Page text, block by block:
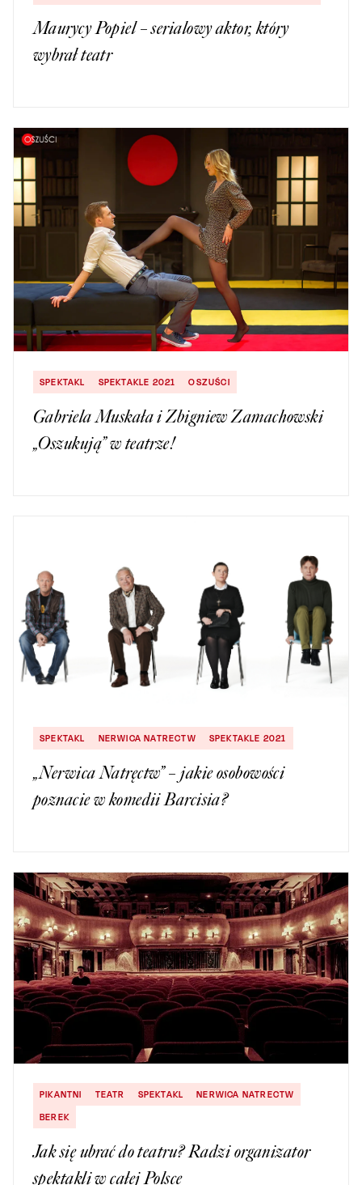
Maurycy Popiel – serialowy aktor, który
wybrał teatr
SPEKTAKL SPEKTAKLE 2021 OSZUŚCI
Gabriela Muskała i Zbigniew Zamachowski
„Oszukują” w teatrze!
SPEKTAKL NERWICA NATRECTW SPEKTAKLE 2021
„Nerwica Natręctw” – jakie osobowości
poznacie w komedii Barcisia?
PIKANTNI TEATR SPEKTAKL
NERWICA NATRECTW
BEREK
Jak się ubrać do teatru? Radzi organizator
spektakli w całej Polsce